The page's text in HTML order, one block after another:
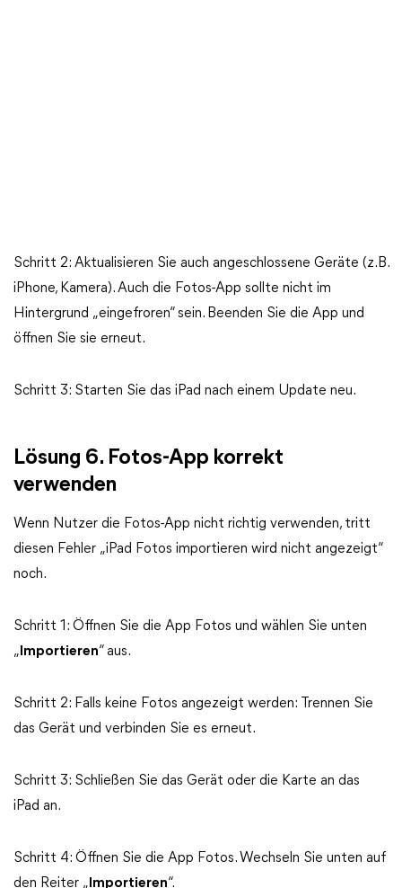
Schritt 2: Aktualisieren Sie auch angeschlossene Geräte (z. B.
iPhone, Kamera). Auch die Fotos-App sollte nicht im
Hintergrund „eingefroren“ sein. Beenden Sie die App und
öffnen Sie sie erneut.
Schritt 3: Starten Sie das iPad nach einem Update neu.
Lösung 6. Fotos-App korrekt
verwenden
Wenn Nutzer die Fotos-App nicht richtig verwenden, tritt
diesen Fehler „iPad Fotos importieren wird nicht angezeigt“
noch.
Schritt 1: Öffnen Sie die App Fotos und wählen Sie unten
„ Importieren“ aus.
Schritt 2: Falls keine Fotos angezeigt werden: Trennen Sie
das Gerät und verbinden Sie es erneut.
Schritt 3: Schließen Sie das Gerät oder die Karte an das
iPad an.
Schritt 4: Öffnen Sie die App Fotos. Wechseln Sie unten auf
den Reiter „ Importieren“.